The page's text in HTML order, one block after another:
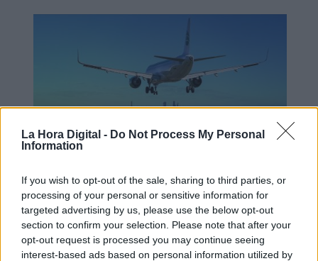
La Hora Digital - Do Not Process My Personal
Information
If you wish to opt-out of the sale, sharing to third parties, or
processing of your personal or sensitive information for
targeted advertising by us, please use the below opt-out
section to confirm your selection. Please note that after your
opt-out request is processed you may continue seeing
interest-based ads based on personal information utilized by
El impuesto al queroseno, una
"ruina" para España que no reducirá
las emisiones